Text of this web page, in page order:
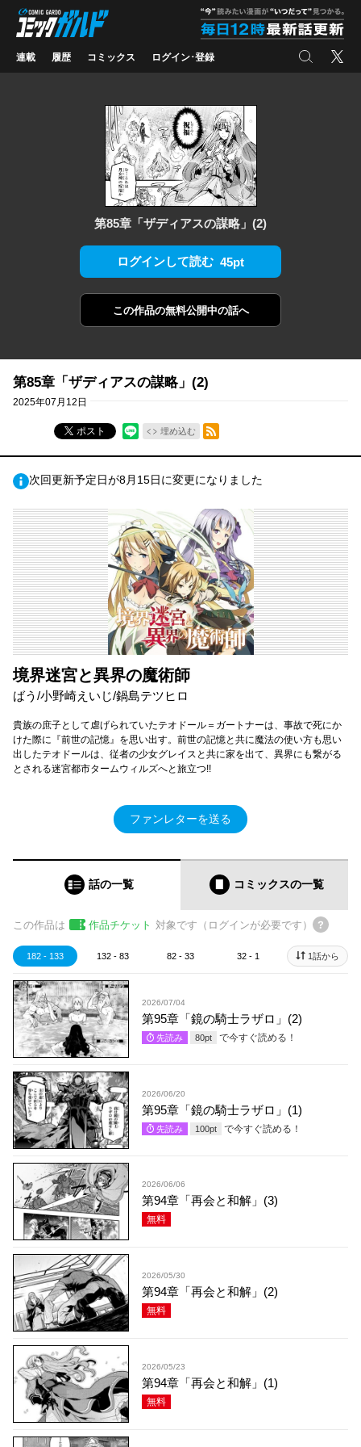
コミックガルド
連載 履歴 コミックス ログイン･登録 検索 X
第85章「ザディアスの謀略」(2)
ログインして読む 45pt
この作品の無料公開中の話へ
第85章「ザディアスの謀略」(2)
2025年07月12日
ポスト 埋め込む
RSSフィード
次回更新予定日が8月15日に変更になりました
境界迷宮と異界の魔術師
ばう/小野崎えいじ/鍋島テツヒロ
貴族の庶子として虐げられていたテオドール＝ガートナーは、事故で死にか
けた際に『前世の記憶』を思い出す。前世の記憶と共に魔法の使い方も思い
出したテオドールは、従者の少女グレイスと共に家を出て、異界にも繋がる
とされる迷宮都市タームウィルズへと旅立つ!!
ファンレターを送る
話の一覧 コミックスの一覧
この作品は 作品チケット 対象です（ログインが必要です）
182 - 133 132 - 83 82 - 33 32 - 1 1話から
2026/07/04
第95章「鏡の騎士ラザロ」(2)
先読み 80pt で今すぐ読める！
2026/06/20
第95章「鏡の騎士ラザロ」(1)
先読み 100pt で今すぐ読める！
2026/06/06
第94章「再会と和解」(3)
無料
2026/05/30
第94章「再会と和解」(2)
無料
2026/05/23
第94章「再会と和解」(1)
無料